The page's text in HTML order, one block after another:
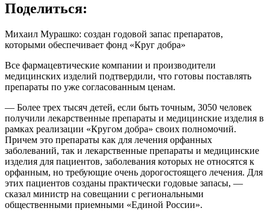
Поделиться:
Михаил Мурашко: создан годовой запас препаратов,
которыми обеспечивает фонд «Круг добра»
Все фармацевтические компании и производители
медицинских изделий подтвердили, что готовы поставлять
препараты по уже согласованным ценам.
— Более трех тысяч детей, если быть точным, 3050 человек
получили лекарственные препараты и медицинские изделия в
рамках реализации «Кругом добра» своих полномочий.
Причем это препараты как для лечения орфанных
заболеваний, так и лекарственные препараты и медицинские
изделия для пациентов, заболевания которых не относятся к
орфанным, но требующие очень дорогостоящего лечения. Для
этих пациентов созданы практически годовые запасы, —
сказал министр на совещании с региональными
общественными приемными «Единой России».